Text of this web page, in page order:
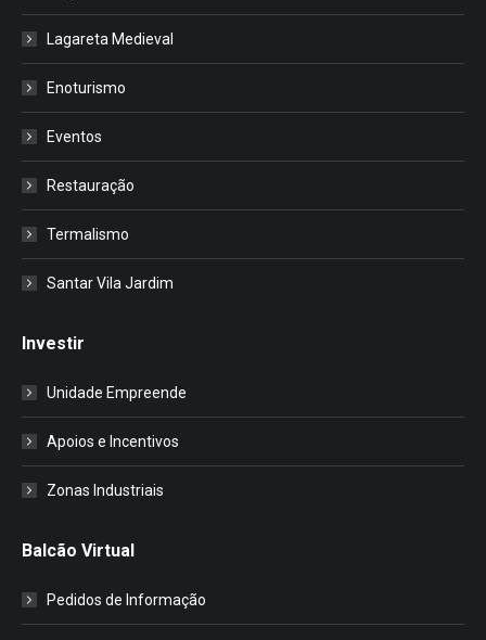
Lagareta Medieval
Enoturismo
Eventos
Restauração
Termalismo
Santar Vila Jardim
Investir
Unidade Empreende
Apoios e Incentivos
Zonas Industriais
Balcão Virtual
Pedidos de Informação